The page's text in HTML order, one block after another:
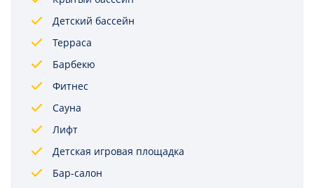
Детский бассейн
Терраса
Барбекю
Фитнес
Сауна
Лифт
Детская игровая площадка
Бар-салон